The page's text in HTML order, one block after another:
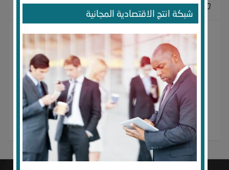
شبكة انتج الاقتصادية المجانية
الإعجابات
لا يوجد إعجابات